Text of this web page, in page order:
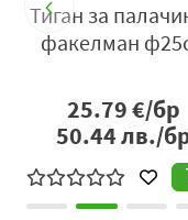
Тиган за
факелман
25.79€/бр
50.44лв./